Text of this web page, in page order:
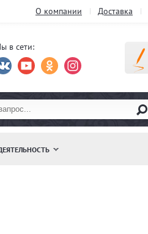
О компании Доставка
в сети: